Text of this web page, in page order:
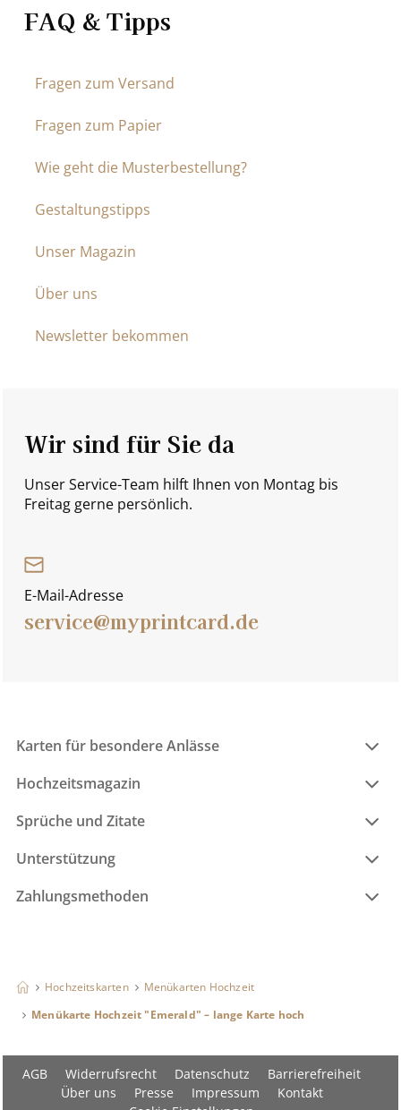
FAQ & Tipps
Fragen zum Versand
Fragen zum Papier
Wie geht die Musterbestellung?
Gestaltungstipps
Unser Magazin
Über uns
Newsletter bekommen
Wir sind für Sie da
Unser Service-Team hilft Ihnen von Montag bis
Freitag gerne persönlich.
E-Mail-Adresse
service@myprintcard.de
Karten für besondere Anlässe
Hochzeitsmagazin
Sprüche und Zitate
Unterstützung
Zahlungsmethoden
Hochzeitskarten
Menükarten Hochzeit
Menükarte Hochzeit "Emerald" – lange Karte hoch
AGB Widerrufsrecht Datenschutz
Barrierefreiheit
Über uns
Presse Impressum
Kontakt